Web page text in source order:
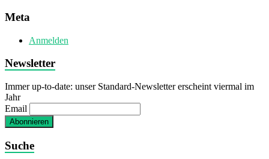
Meta
Anmelden
Newsletter
Immer up-to-date: unser Standard-Newsletter erscheint viermal im
Jahr
Email
Suche